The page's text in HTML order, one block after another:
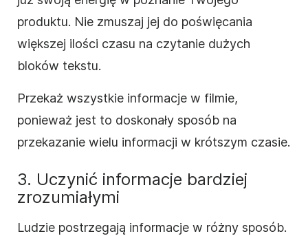
produktu. Nie zmuszaj jej do poświęcania
większej ilości czasu na czytanie dużych
bloków tekstu.
Przekaż wszystkie informacje w filmie,
ponieważ jest to doskonały sposób na
przekazanie wielu informacji w krótszym czasie.
3. Uczynić informacje bardziej
zrozumiałymi
Ludzie postrzegają informacje w różny sposób.